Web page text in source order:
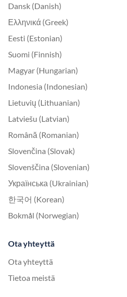
Dansk (Danish)
Ελληνικά (Greek)
Eesti (Estonian)
Suomi (Finnish)
Magyar (Hungarian)
Indonesia (Indonesian)
Lietuvių (Lithuanian)
Latviešu (Latvian)
Română (Romanian)
Slovenčina (Slovak)
Slovenščina (Slovenian)
Українська (Ukrainian)
한국어 (Korean)
Bokmål (Norwegian)
Ota yhteyttä
Ota yhteyttä
Tietoa meistä